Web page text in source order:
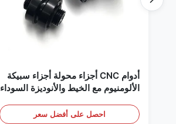
أدوام CNC أجزاء محولة أجزاء سبيكة
الألومنيوم مع الخيط والأنوديزة السوداء
احصل على أفضل سعر